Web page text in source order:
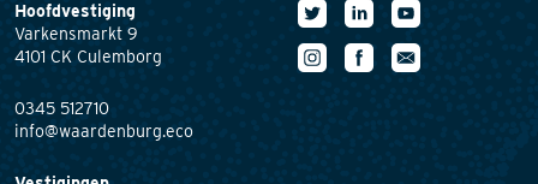
Hoofdvestiging
Varkensmarkt 9
4101 CK Culemborg
0345 512710
info@waardenburg.eco